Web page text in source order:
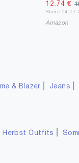
12.74 €
Stand
Amazon
& Blazer Jeans
Herbst Outfits